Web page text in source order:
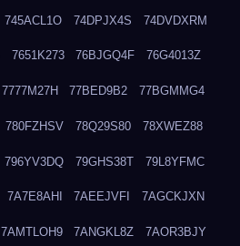
745ACL1O 74DPJX4S 74DVDXRM
7651K273 76BJGQ4F 76G4013Z
7777M27H 77BED9B2 77BGMMG4
780FZHSV 78Q29S80 78XWEZ88
796YV3DQ 79GHS38T 79L8YFMC
7A7E8AHI 7AEEJVFI 7AGCKJXN
7AMTLOH9 7ANGKL8Z 7AOR3BJY